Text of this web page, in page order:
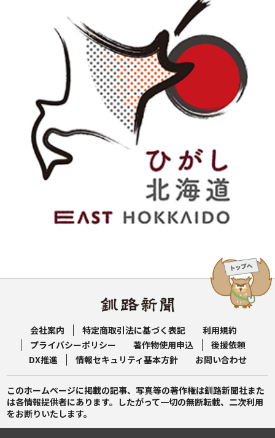
会社案内 特定商取引法に基づく表記
利用規約
プライバシーポリシー
著作物使用申込
後援依頼
DX推進
情報セキュリティ基本方針 お問い合わせ
このホームページに掲載の記事、写真等の著作権は釧路新聞社また
は各情報提供者にあります。したがって一切の無断転載、二次利用
をお断りいたします。